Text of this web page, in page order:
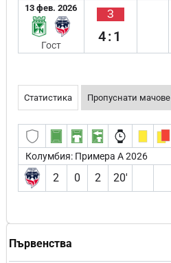
Първенства
13 фев. 2026
Гост
З
4:1
Статистика Пропуснати мачове
Колумбия: Примера А 2026
2 0 2 20′